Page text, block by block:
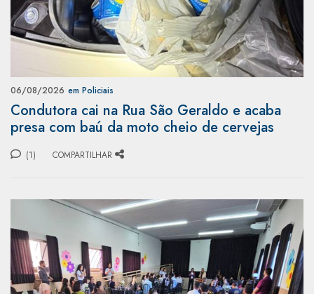
06/08/2026 em Policiais
Condutora cai na Rua São Geraldo e acaba
presa com baú da moto cheio de cervejas
(1) COMPARTILHAR